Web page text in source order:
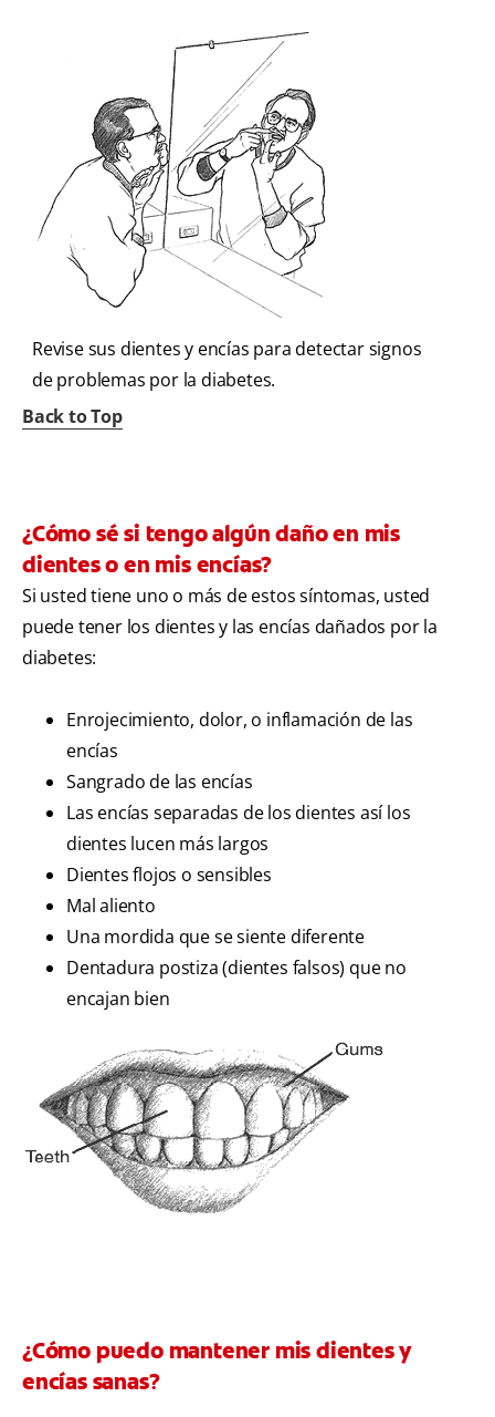
Revise sus dientes y encías para detectar signos
de problemas por la diabetes.
Back to Top
¿Cómo sé si tengo algún daño en mis
dientes o en mis encías?
Si usted tiene uno o más de estos síntomas, usted
puede tener los dientes y las encías dañados por la
diabetes:
Enrojecimiento, dolor, o inflamación de las
encías
Sangrado de las encías
Las encías separadas de los dientes así los
dientes lucen más largos
Dientes flojos o sensibles
Mal aliento
Una mordida que se siente diferente
Dentadura postiza (dientes falsos) que no
encajan bien
¿Cómo puedo mantener mis dientes y
encías sanas?